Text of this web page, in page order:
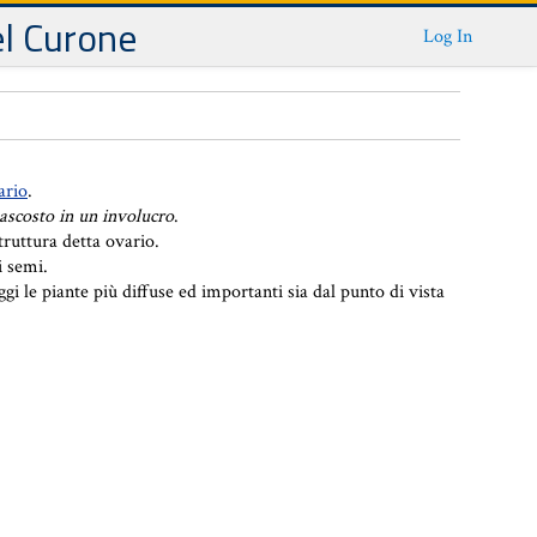
Curone Log In
.
in un involucro.
detta ovario.
semi.
le piante più diffuse ed importanti sia dal punto di vista